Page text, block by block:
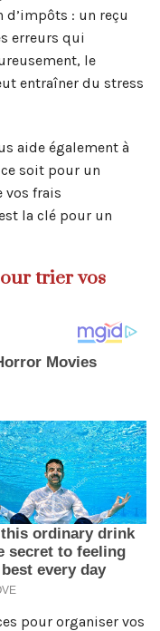
: un reçu
erreurs qui
le
entraîner du stress
aide également à
soit pour un
vos frais
la clé pour un
trier vos
pour organiser vos